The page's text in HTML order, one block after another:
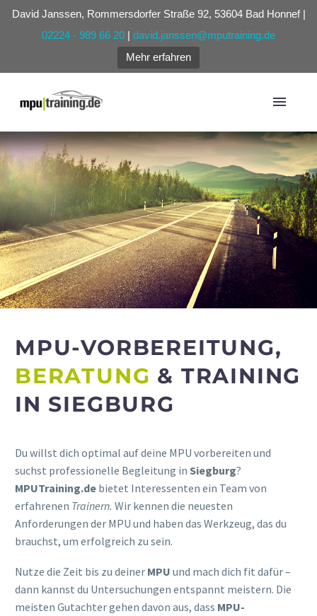
David Janssen, Rommersdorfer Straße 92, 53604 Bad Honnef |
02224 - 989 66 20 | david.janssen@mputraining.de
Mehr erfahren
MPU-VORBEREITUNG,
BERATUNG & TRAINING
IN SIEGBURG
Du willst dich optimal auf deine MPU vorbereiten und
suchst professionelle Begleitung in Siegburg?
MPUTraining.de bietet Interessenten ein Team von
erfahrenen Trainern. Wir kennen die neuesten
Anforderungen der MPU und haben das Werkzeug, das du
brauchst, um erfolgreich zu sein.
Nutze die Zeit bis zu deiner MPU und mach dich fit dafür –
dann kannst du Untersuchungen entspannt meistern. Die
meisten Gutachter gehen davon aus, dass MPU-